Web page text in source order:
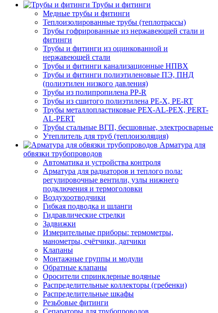
Трубы и фитинги
Медные трубы и фитинги
Теплоизолированные трубы (теплотрассы)
Трубы гофрированные из нержавеющей стали и
фитинги
Трубы и фитинги из оцинкованной и
нержавеющей стали
Трубы и фитинги канализационные НПВХ
Трубы и фитинги полиэтиленовые ПЭ, ПНД
(полиэтилен низкого давления)
Трубы из полипропилена PP-R
Трубы из сшитого полиэтилена PE-X, PE-RT
Трубы металлопластиковые PEX-AL-PEX, PERT-
AL-PERT
Трубы стальные ВГП, бесшовные, электросварные
Утеплитель для труб (теплоизоляция)
Арматура для
обвязки трубопроводов
Автоматика и устройства контроля
Арматура для радиаторов и теплого пола:
регулировочные вентили, узлы нижнего
подключения и термоголовки
Воздухоотводчики
Гибкая подводка и шланги
Гидравлические стрелки
Задвижки
Измерительные приборы: термометры,
манометры, счётчики, датчики
Клапаны
Монтажные группы и модули
Обратные клапаны
Оросители спринклерные водяные
Распределительные коллекторы (гребенки)
Распределительные шкафы
Резьбовые фитинги
Сепараторы для трубопроводов